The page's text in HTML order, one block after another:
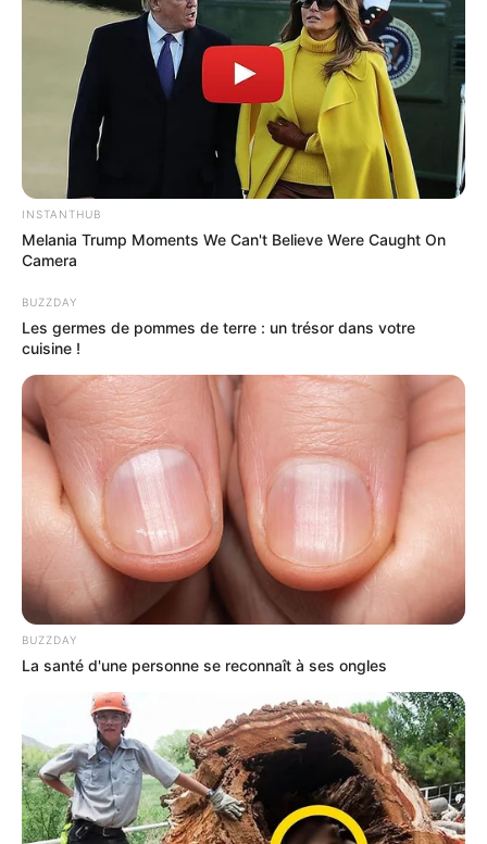
INSTANTHUB
Melania Trump Moments We Can't Believe Were Caught On
Camera
BUZZDAY
Les germes de pommes de terre : un trésor dans votre
cuisine !
BUZZDAY
La santé d'une personne se reconnaît à ses ongles